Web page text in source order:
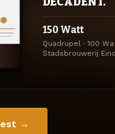
150 Watt
Quadrupel · 100
Stadsbrouwerij
→